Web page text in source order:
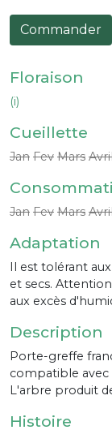
Commander
Floraison
(i)
Cueillette
Jan Fev Mars
Jan Fev Mars
Adaptation
Il est tolérant
et secs.
aux excès
Description
Porte-greffe
compatible avec
L'arbre produit
Histoire